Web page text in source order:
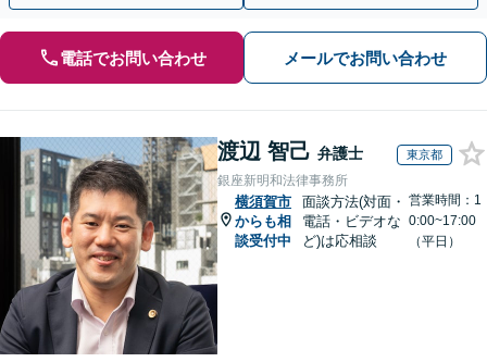
電話でお問い合わせ メールでお問い合わせ
渡辺 智己 弁護士 東京都
銀座新明和法律事務所
横須賀市
からも相
談受付中
面談方法(対面・
電話・ビデオな
ど)は応相談
営業時間：1
0:00~17:00
（平日）